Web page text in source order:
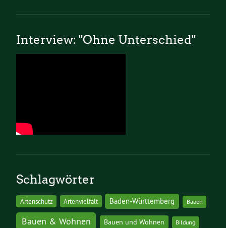
Interview: "Ohne Unterschied"
Schlagwörter
Artenschutz Artenvielfalt Baden-Württemberg Bauen
Bauen & Wohnen Bauen und Wohnen Bildung